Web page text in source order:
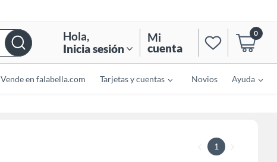
Hola,
Inicia sesión
Mi
cuenta
0
Vende en falabella.com Tarjetas y cuentas Novios Ayuda
1